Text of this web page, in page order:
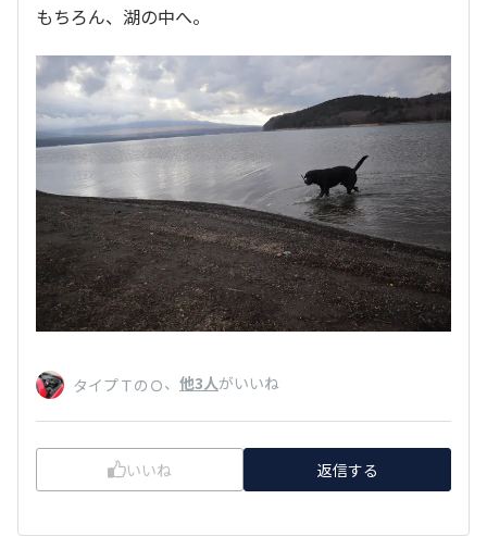
もちろん、湖の中へ。
タイプＴのＯ、 他3人がいいね
いいね 返信する